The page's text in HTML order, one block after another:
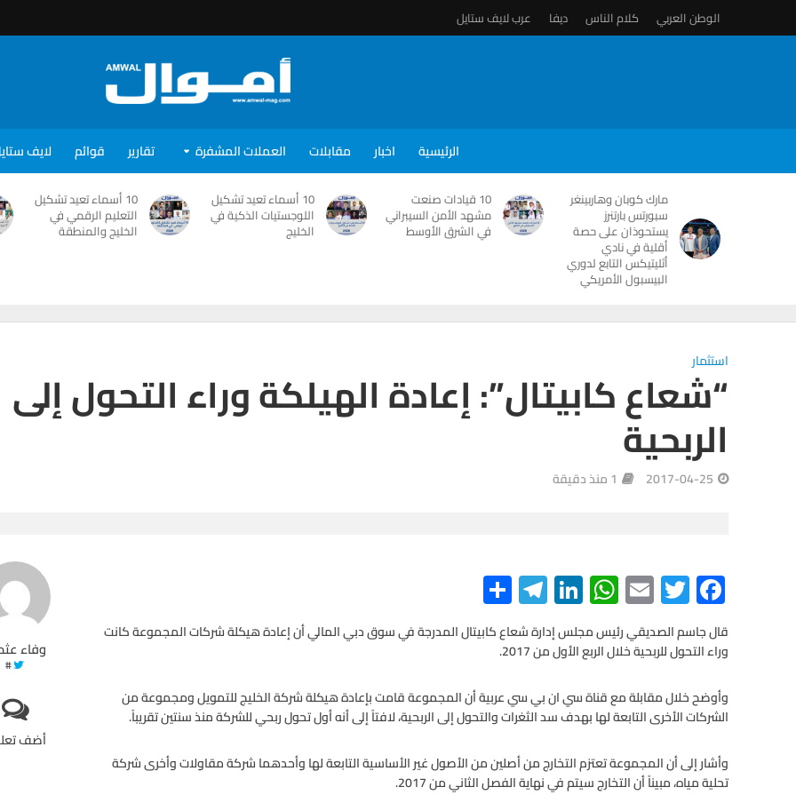
الوطن العربي كلام الناس ديفا عرب لايف ستايل
الرئيسية اخبار مقابلات العملات المشفرة تقارير قوائم لايف
مارك كوبان وهاربينغر
سبورتس بارتنرز
يستحوذان على حصة
أقلية في نادي
أثليتيكس التابع لدوري
البيسبول الأمريكي
10 قيادات صنعت
مشهد الأمن السيبراني
في الشرق الأوسط
10 أسماء تعيد تشكيل
اللوجستيات الذكية في
الخليج
10 أسماء تعيد تشكيل
التعليم الرقمي في
الخليج والمنطقة
استثمار
“شعاع كابيتال”: إعادة الهيلكة وراء التحول إلى
الربحية
2017-04-25 1 منذ دقيقة
وفاء
#
أضف
F
ac
e
b
o
o
k
T
wi
tt
er
E
m
ail
W
h
at
s
A
p
p
Li
n
ke
dI
n
Te
le
gr
m
S
h
ar
e
قال جاسم الصديقي رئيس مجلس إدارة شعاع كابيتال المدرجة في سوق دبي المالي أن إعادة هيكلة شركات المجموعة كانت
وراء التحول للربحية خلال الربع الأول من 2017.
وأوضح خلال مقابلة مع قناة سي ان بي سي عربية أن المجموعة قامت بإعادة هيكلة شركة الخليج للتمويل ومجموعة من
الشركات الأخرى التابعة لها بهدف سد الثغرات والتحول إلى الربحية، لافتاً إلى أنه أول تحول ربحي للشركة منذ سنتين تقريباً.
وأشار إلى أن المجموعة تعتزم التخارج من أصلين من الأصول غير الأساسية التابعة لها وأحدهما شركة مقاولات وأخرى شركة
تحلية مياه، مبيناً أن التخارج سيتم في نهاية الفصل الثاني من 2017.